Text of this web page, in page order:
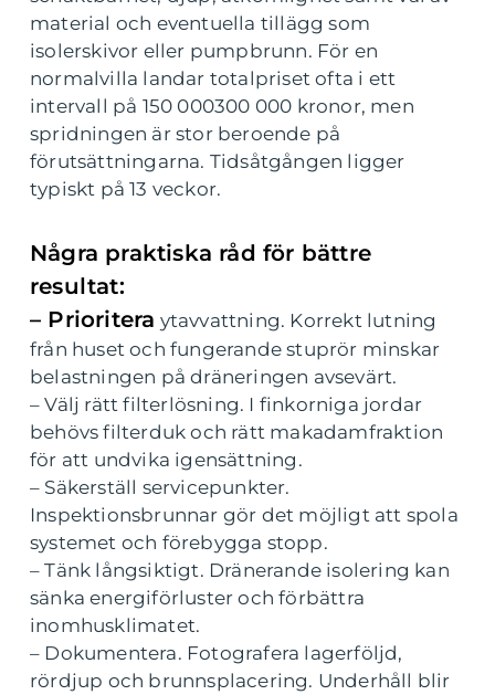
material och eventuella tillägg som
isolerskivor eller pumpbrunn. För en
normalvilla landar totalpriset ofta i ett
intervall på 150 000300 000 kronor, men
spridningen är stor beroende på
förutsättningarna. Tidsåtgången ligger
typiskt på 13 veckor.
Några praktiska råd för bättre
resultat:
– Prioritera ytavvattning. Korrekt lutning
från huset och fungerande stuprör minskar
belastningen på dräneringen avsevärt.
– Välj rätt filterlösning. I finkorniga jordar
behövs filterduk och rätt makadamfraktion
för att undvika igensättning.
– Säkerställ servicepunkter.
Inspektionsbrunnar gör det möjligt att spola
systemet och förebygga stopp.
– Tänk långsiktigt. Dränerande isolering kan
sänka energiförluster och förbättra
inomhusklimatet.
– Dokumentera. Fotografera lagerföljd,
rördjup och brunnsplacering. Underhåll blir